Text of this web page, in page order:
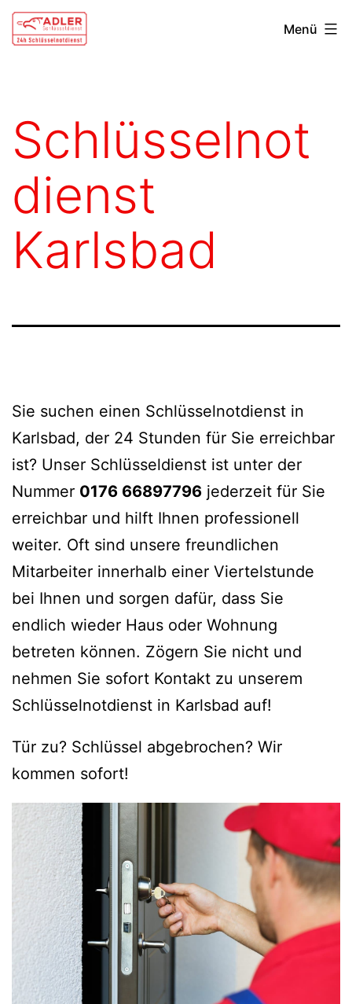
Zum
Inhalt
Schlüsseldienst
Menü
Schlüsselnot
dienst
Karlsbad
Sie suchen einen Schlüsselnotdienst in
Karlsbad, der 24 Stunden für Sie erreichbar
ist? Unser Schlüsseldienst ist unter der
Nummer 0176 66897796 jederzeit für Sie
erreichbar und hilft Ihnen professionell
weiter. Oft sind unsere freundlichen
Mitarbeiter innerhalb einer Viertelstunde
bei Ihnen und sorgen dafür, dass Sie
endlich wieder Haus oder Wohnung
betreten können. Zögern Sie nicht und
nehmen Sie sofort Kontakt zu unserem
Schlüsselnotdienst in Karlsbad auf!
Tür zu? Schlüssel abgebrochen? Wir
kommen sofort!